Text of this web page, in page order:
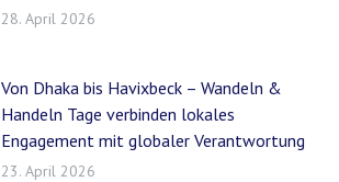
28. April 2026
Von Dhaka bis Havixbeck – Wandeln &
Handeln Tage verbinden lokales
Engagement mit globaler Verantwortung
23. April 2026